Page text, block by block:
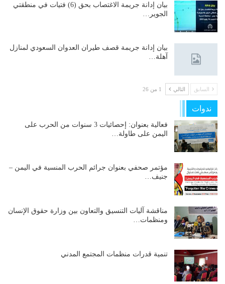
بيان إدانة جريمة الاغتصاب بحق (6) فتيات في منطقتي
الجوير…
بيان إدانة جريمة قصف طيران العدوان السعودي لمنازل
آهلة…
السابق التالي 1 من 26
ندوات
فعالية بعنوان: إحصائيات 3 سنوات من الحرب على
اليمن على طاولة…
مؤتمر صحفي بعنوان جرائم الحرب المنسية في اليمن –
جنيف…
مناقشة آليات التنسيق والتعاون بين وزارة حقوق الإنسان
ومنظمات…
تنمية قدرات منظمات المجتمع المدني